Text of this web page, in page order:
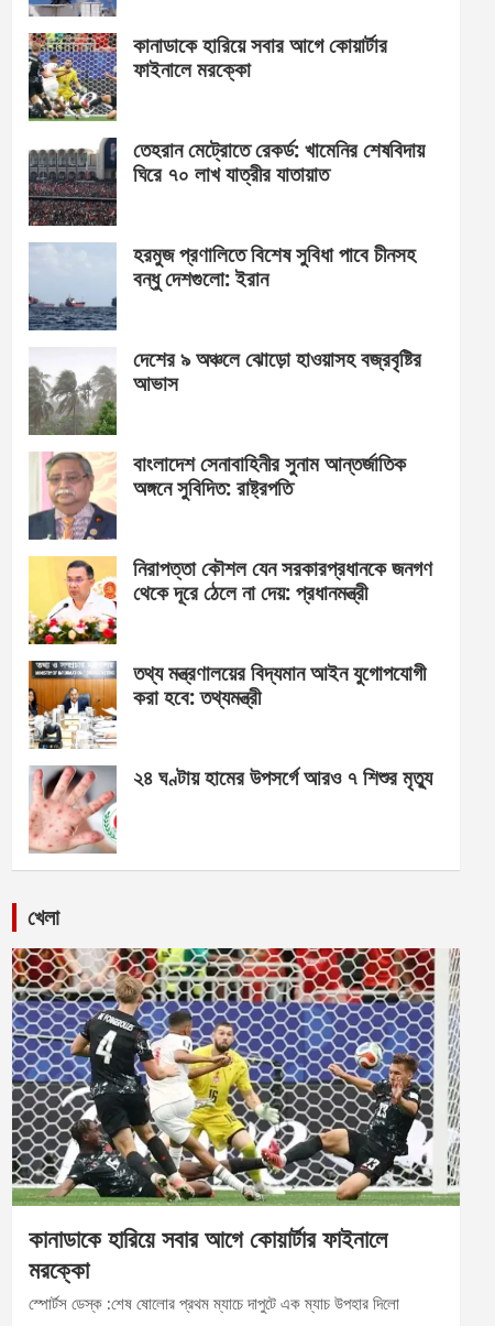
কানাডাকে হারিয়ে সবার আগে কোয়ার্টার
ফাইনালে মরক্কো
তেহরান মেট্রোতে রেকর্ড: খামেনির শেষবিদায়
ঘিরে ৭০ লাখ যাত্রীর যাতায়াত
হরমুজ প্রণালিতে বিশেষ সুবিধা পাবে চীনসহ
বন্ধু দেশগুলো: ইরান
দেশের ৯ অঞ্চলে ঝোড়ো হাওয়াসহ বজ্রবৃষ্টির
আভাস
বাংলাদেশ সেনাবাহিনীর সুনাম আন্তর্জাতিক
অঙ্গনে সুবিদিত: রাষ্ট্রপতি
নিরাপত্তা কৌশল যেন সরকারপ্রধানকে জনগণ
থেকে দূরে ঠেলে না দেয়: প্রধানমন্ত্রী
তথ্য মন্ত্রণালয়ের বিদ্যমান আইন যুগোপযোগী
করা হবে: তথ্যমন্ত্রী
২৪ ঘণ্টায় হামের উপসর্গে আরও ৭ শিশুর মৃত্যু
খেলা
কানাডাকে হারিয়ে সবার আগে কোয়ার্টার ফাইনালে
মরক্কো
স্পোর্টস ডেস্ক :শেষ ষোলোর প্রথম ম্যাচে দাপুটে এক ম্যাচ উপহার দিলো